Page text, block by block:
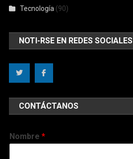
Tecnología (90)
NOTI-RSE EN REDES SOCIALES
CONTÁCTANOS
Nombre*